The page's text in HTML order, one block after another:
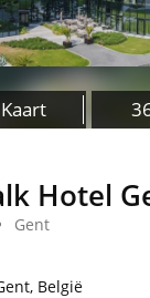
Kaart
Hotel
Gent
België